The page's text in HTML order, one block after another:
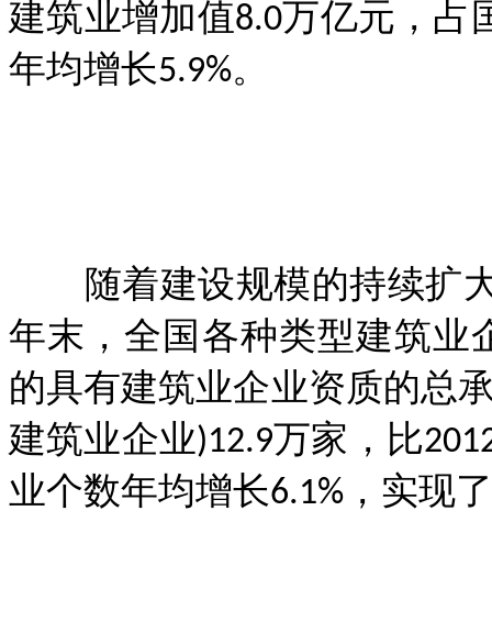
建筑业增加值8.0万亿元，占
年均增长5.9%。
随着建设规模的持续扩大
年末，全国各种类型建筑业
的具有建筑业企业资质的总
建筑业企业)12.9万家，比
业个数年均增长6.1%，实现